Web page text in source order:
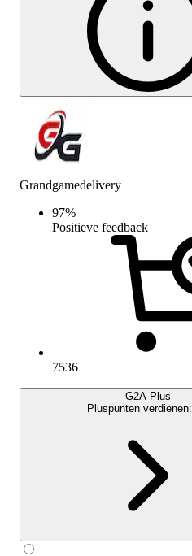
Grandgamedelivery
97%
Positieve feedback
7536
G2A Plus
Pluspunten verdienen: